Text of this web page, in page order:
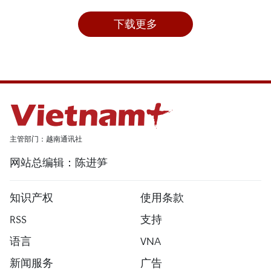
下载更多
主管部门：越南通讯社
网站总编辑：陈进笋
知识产权
使用条款
RSS
支持
语言
VNA
新闻服务
广告